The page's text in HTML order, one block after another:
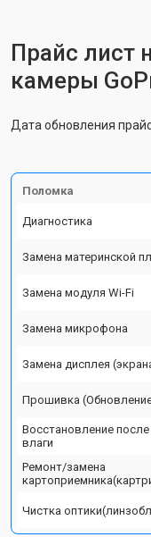
Прайс лист
камеры
Дата обновления
Поломка
Диагностика
Замена материнской
Замена модуля Wi-Fi
Замена микрофона
Замена дисплея
Прошивка
Восстановление после
влаги
Ремонт/замена
Чистка